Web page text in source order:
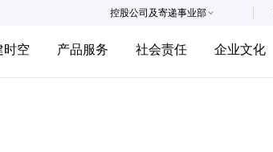
控股公司及寄递事业部
时空 产品服务 社会责任 企业文化